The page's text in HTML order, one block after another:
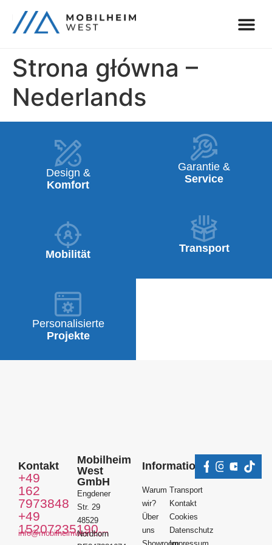
Strona główna –
Nederlands
Design &
Komfort
Garantie &
Service
Mobilität Transport
Personalisierte
Projekte
Kontakt
+49
162
7973848
+49
15207235190
info@mobilheimwest.com
Mobilheim
West
GmbH
Engdener
Str. 29
48529
Nordhorn
Information
Warum
wir?
Über
uns
Transport
Kontakt
Cookies
Datenschutz